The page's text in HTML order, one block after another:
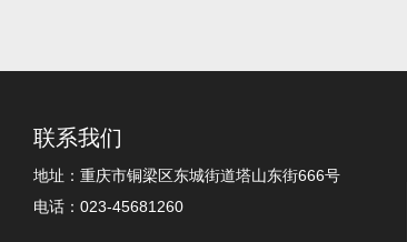
联系我们
地址：重庆市铜梁区东城街道塔山东街666号
电话：023-45681260